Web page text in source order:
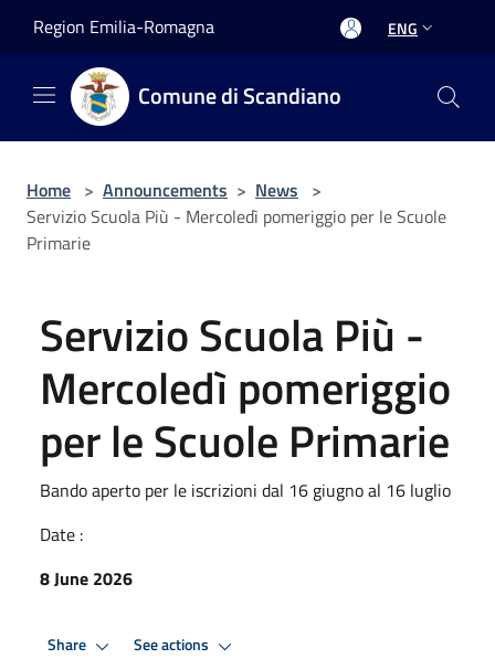
Region Emilia-Romagna ENG
Comune di Scandiano
Home > Announcements > News >
Servizio Scuola Più - Mercoledì pomeriggio per le Scuole
Primarie
Servizio Scuola Più -
Mercoledì pomeriggio
per le Scuole Primarie
Bando aperto per le iscrizioni dal 16 giugno al 16 luglio
Date :
8 June 2026
Share See actions